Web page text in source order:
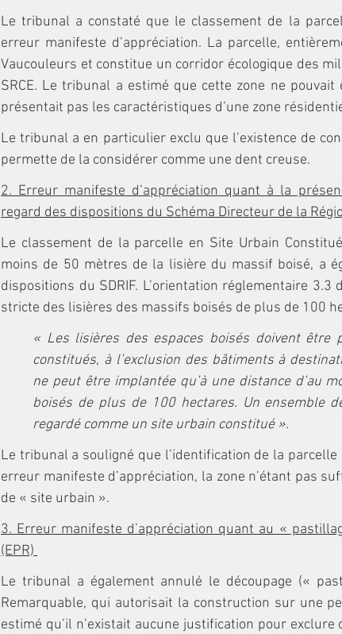
Le tribunal a constaté que le classement de la
erreur manifeste d’appréciation. La parcelle,
Vaucouleurs et constitue un corridor écologique des
SRCE. Le tribunal a estimé que cette zone ne
présentait pas les caractéristiques d’une zone
Le tribunal a en particulier exclu que l’existence de
permette de la considérer comme une dent creuse.
2. Erreur manifeste d’appréciation quant à la
regard des dispositions du Schéma Directeur de la
Le classement de la parcelle en Site Urbain
moins de 50 mètres de la lisière du massif boisé, a
dispositions du SDRIF. L’orientation réglementaire
stricte des lisières des massifs boisés de plus de 100
« Les lisières des espaces boisés doivent être
constitués, à l’exclusion des bâtiments à
ne peut être implantée qu’à une distance d’au
boisés de plus de 100 hectares. Un ensemble
regardé comme un site urbain constitué ».
Le tribunal a souligné que l’identification de la
erreur manifeste d’appréciation, la zone n’étant pas
de « site urbain ».
3. Erreur manifeste d’appréciation quant au «
(EPR)
Le tribunal a également annulé le découpage («
Remarquable, qui autorisait la construction sur une
estimé qu’il n’existait aucune justification pour